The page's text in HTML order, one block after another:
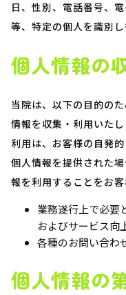
日、性別、電話番号、
等、特定の個人を識別し
個人情報の
当院は、以下の目的の
情報を収集・利用いた
利用は、お客様の自発
個人情報を提供された
報を利用することをお客
業務遂行上で必要
およびサービス向
各種のお問い合わ
個人情報の